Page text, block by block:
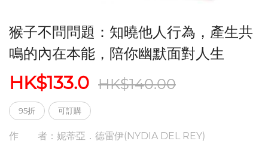
猴子不問問題：知曉他人行為，產生共
鳴的內在本能，陪你幽默面對人生
HK$133.0 HK$140.00
95折 可訂購
作 者： 妮蒂亞．德雷伊(NYDIA DEL REY)